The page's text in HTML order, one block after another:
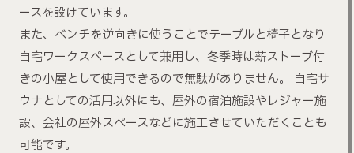
ースを設けています。
また、ベンチを逆向きに使うことでテーブルと椅子となり
自宅ワークスペースとして兼用し、冬季時は薪ストーブ付
きの小屋として使用できるので無駄がありません。 自宅サ
ウナとしての活用以外にも、屋外の宿泊施設やレジャー施
設、会社の屋外スペースなどに施工させていただくことも
可能です。